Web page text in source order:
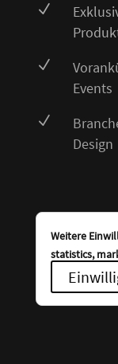
N
N
Events
N
Design
Weitere
statistics,